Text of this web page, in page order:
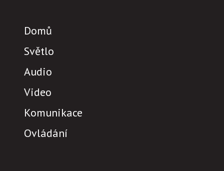
Domů
Světlo
Audio
Video
Komunikace
Ovládání